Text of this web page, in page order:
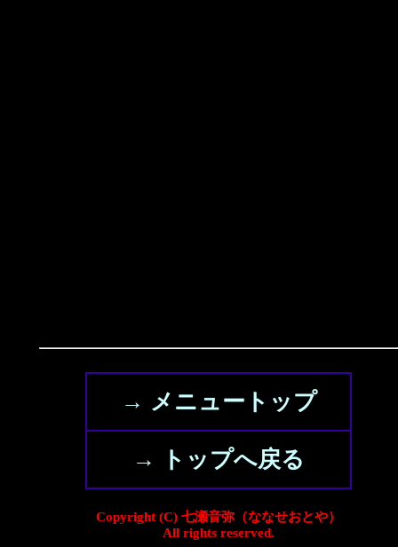
→ メニュートップ
→ トップへ戻る
Copyright (C) 七瀬音弥（ななせおとや）
All rights reserved.